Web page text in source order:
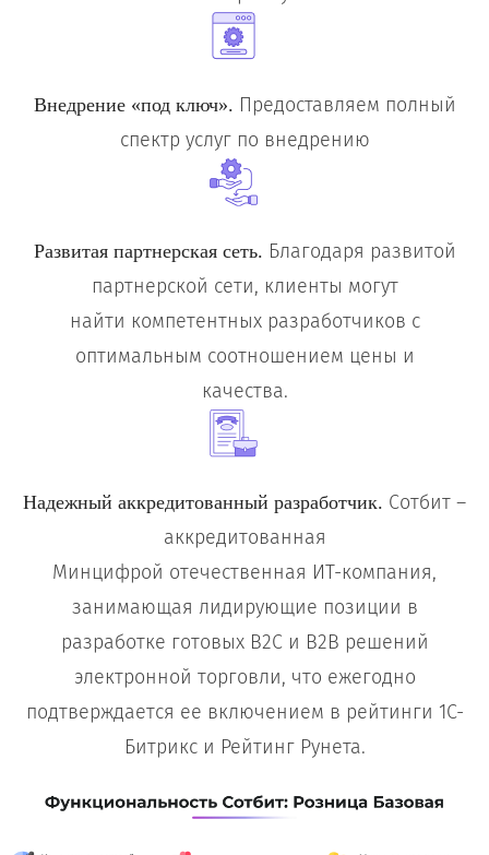
Внедрение «под ключ». Предоставляем полный
спектр услуг по внедрению
Развитая партнерская сеть. Благодаря развитой
партнерской сети, клиенты могут
найти компетентных разработчиков с
оптимальным соотношением цены и
качества.
Надежный аккредитованный разработчик. Сотбит –
аккредитованная
Минцифрой отечественная ИТ-компания,
занимающая лидирующие позиции в
разработке готовых B2C и B2B решений
электронной торговли, что ежегодно
подтверждается ее включением в рейтинги 1С-
Битрикс и Рейтинг Рунета.